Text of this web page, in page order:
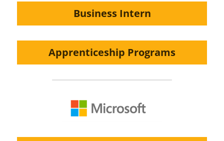
Business Intern
Apprenticeship Programs